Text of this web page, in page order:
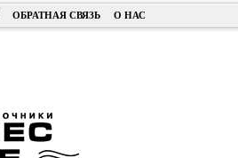
ОБРАТНАЯ СВЯЗЬ О НАС